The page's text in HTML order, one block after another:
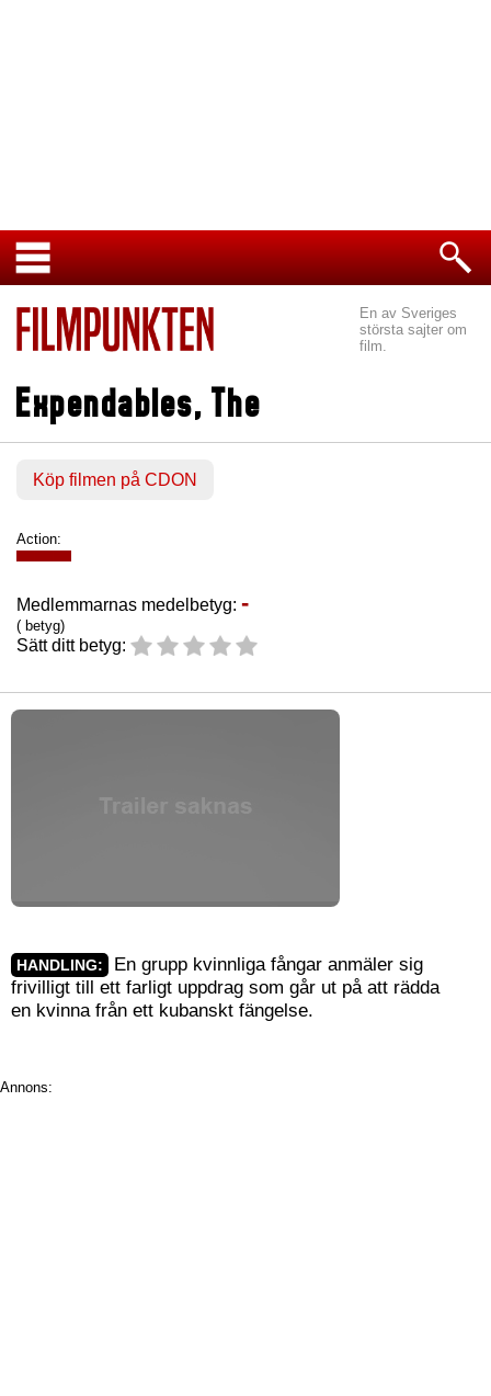
En av Sveriges
största sajter om
film.
Expendables, The
Köp filmen på CDON
Action:
Medlemmarnas medelbetyg: -
( betyg)
Sätt ditt betyg:
HANDLING:
En grupp kvinnliga fångar anmäler sig
frivilligt till ett farligt uppdrag som går ut på att rädda
en kvinna från ett kubanskt fängelse.
Annons: